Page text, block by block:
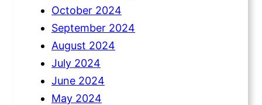
October 2024
September 2024
August 2024
July 2024
June 2024
May 2024